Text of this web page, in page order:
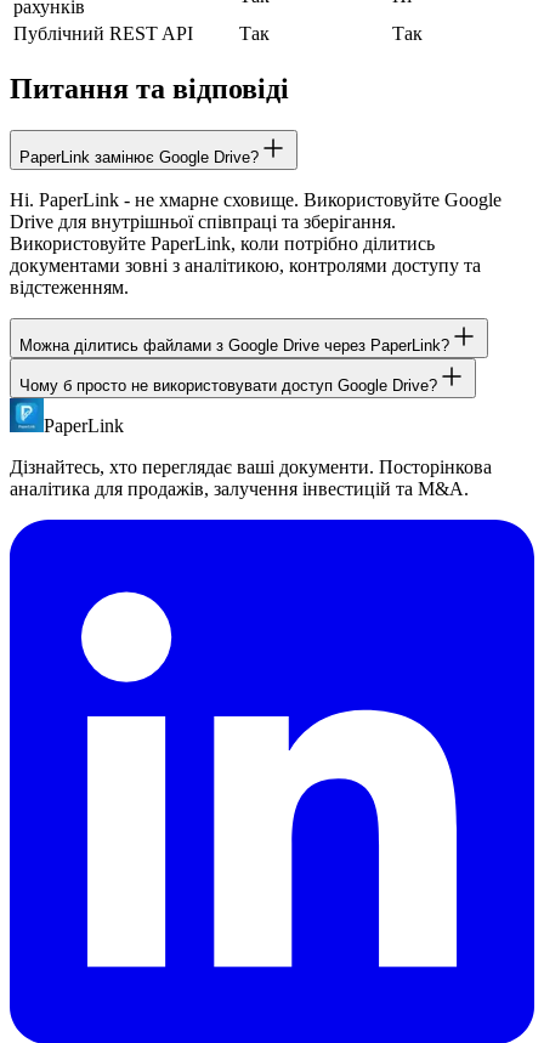
рахунків
Публічний REST API
Так Так
Питання та відповіді
PaperLink замінює Google Drive?
Ні. PaperLink - не хмарне сховище. Використовуйте Google
Drive для внутрішньої співпраці та зберігання.
Використовуйте PaperLink, коли потрібно ділитись
документами зовні з аналітикою, контролями доступу та
відстеженням.
Можна ділитись файлами з Google Drive через PaperLink?
Безпосередньо - ні. Завантажте документ у PaperLink, щоб
отримати аналітику та контролі доступу. PaperLink - окрема
платформа для зовнішнього обміну, а не доповнення до Google
Чому б просто не використовувати доступ Google Drive?
Доступ Google Drive не показує, хто переглядав документ, які
захисту паролем, вимоги NDA, терміну дії посилань та
заборони завантаження. PaperLink додає все це.
PaperLink
Дізнайтесь, хто переглядає ваші документи. Посторінкова
аналітика для продажів, залучення інвестицій та M&A.